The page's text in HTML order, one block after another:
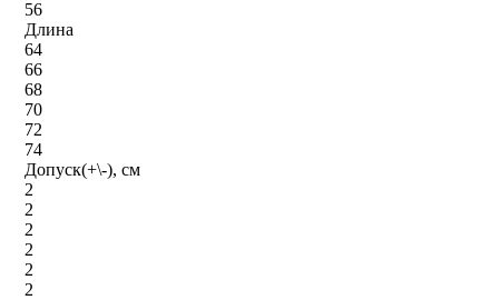
56
Длина
64
66
68
70
72
74
Допуск(+\-), см
2
2
2
2
2
2